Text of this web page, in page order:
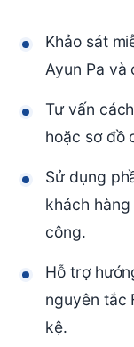
Khảo sát
Ayun Pa và
Tư vấn
hoặc sơ đồ
Sử dụng
khách
công.
Hỗ trợ
nguyên tắc
kệ.